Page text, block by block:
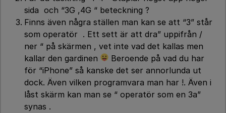
sida och “3G ,4G “ beteckning ?
Finns även några ställen man kan se att “3” står
som operatör . Ett sett är att dra” uppifrån /
ner “ på skärmen , vet inte vad det kallas men
kallar den gardinen
Beroende på vad du har
för “iPhone” så kanske det ser annorlunda ut
dock. Även vilken programvara man har !. Även i
låst skärm kan man se “ operatör som en 3a”
synas .